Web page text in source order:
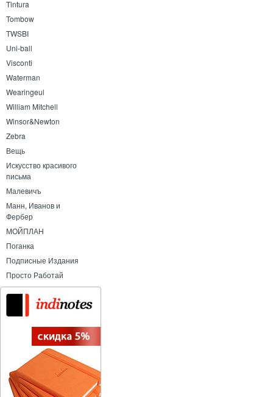
Tintura
Tombow
TWSBI
Uni-ball
Visconti
Waterman
Wearingeul
William Mitchell
Winsor&Newton
Zebra
Вещь
Искусство красивого
письма
Малевичъ
Манн, Иванов и
Фербер
МОЙПЛАН
Поганка
Подписные Издания
Просто Работай